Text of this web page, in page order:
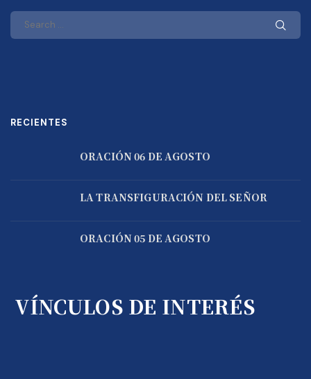
RECIENTES
ORACIÓN 06 DE AGOSTO
LA TRANSFIGURACIÓN DEL SEÑOR
ORACIÓN 05 DE AGOSTO
VÍNCULOS DE INTERÉS